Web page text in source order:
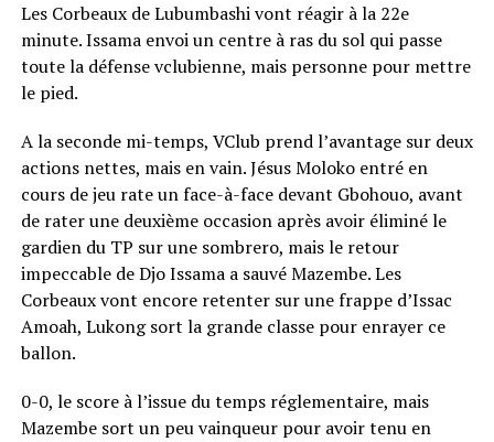
Les Corbeaux de Lubumbashi vont réagir à la 22e
minute. Issama envoi un centre à ras du sol qui passe
toute la défense vclubienne, mais personne pour mettre
le pied.
A la seconde mi-temps, VClub prend l’avantage sur deux
actions nettes, mais en vain. Jésus Moloko entré en
cours de jeu rate un face-à-face devant Gbohouo, avant
de rater une deuxième occasion après avoir éliminé le
gardien du TP sur une sombrero, mais le retour
impeccable de Djo Issama a sauvé Mazembe. Les
Corbeaux vont encore retenter sur une frappe d’Issac
Amoah, Lukong sort la grande classe pour enrayer ce
ballon.
0-0, le score à l’issue du temps réglementaire, mais
Mazembe sort un peu vainqueur pour avoir tenu en